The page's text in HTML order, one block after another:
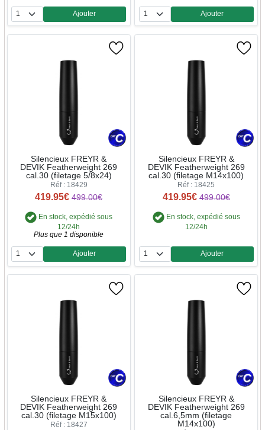
Quantité
Ajouter
Quantité
Ajouter
Silencieux FREYR &
DEVIK Featherweight 269
cal.30 (filetage 5/8x24)
Réf : 18429
419.95€ 499.00€
En stock, expédié sous
12/24h
Plus que 1 disponible
Quantité
Ajouter
Silencieux FREYR &
DEVIK Featherweight 269
cal.30 (filetage M14x100)
Réf : 18425
419.95€ 499.00€
En stock, expédié sous
12/24h
Quantité
Ajouter
Silencieux FREYR &
DEVIK Featherweight 269
cal.30 (filetage M15x100)
Réf : 18427
Silencieux FREYR &
DEVIK Featherweight 269
cal.6,5mm (filetage
M14x100)